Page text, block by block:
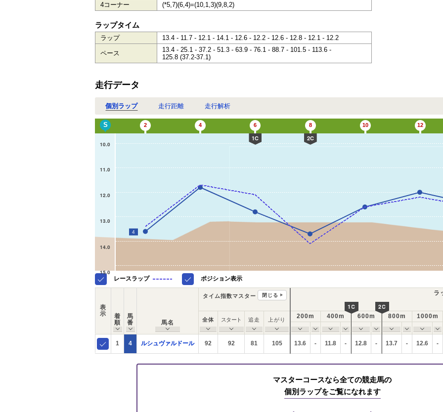
4コーナー
(*5,7)(6,4)=(10,1,3)(9,8,2)
ラップタイム
ラップ 13.4 - 11.7 - 12.1 - 14.1 - 12.6 - 12.2 - 12.6 - 12.8 - 12.1 - 12.2
ペース
13.4 - 25.1 - 37.2 - 51.3 - 63.9 - 76.1 - 88.7 - 101.5 - 113.6 -
125.8 (37.2-37.1)
走行データ
個別ラップ 走行距離 走行解析
10.0
11.0
12.0
13.0
14.0
15.0
S 2 4 6
1C
8
2C
10 12
4
レースラップ ポジション表示
表
示
着
順
馬
番
馬名
タイム指数マスター 閉じる ラ
全体 スタート 追走 上がり 200m 400m
1C
600m
2C
800m 1000m
1 4 ルシュヴァルドール 92 92 81 105 13.6 - 11.8 - 12.8 - 13.7 - 12.6 -
マスターコースなら全ての競走馬の
個別ラップをご覧になれます